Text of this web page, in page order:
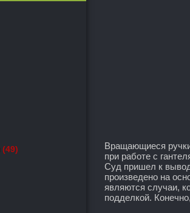
Вращающиеся
при работе с
Суд пришел к
произведено на
являются случаи,
подделкой.
(49)